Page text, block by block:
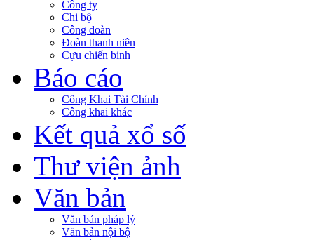
Công ty
Chi bộ
Công đoàn
Đoàn thanh niên
Cựu chiến binh
Báo cáo
Công Khai Tài Chính
Công khai khác
Kết quả xổ số
Thư viện ảnh
Văn bản
Văn bản pháp lý
Văn bản nội bộ